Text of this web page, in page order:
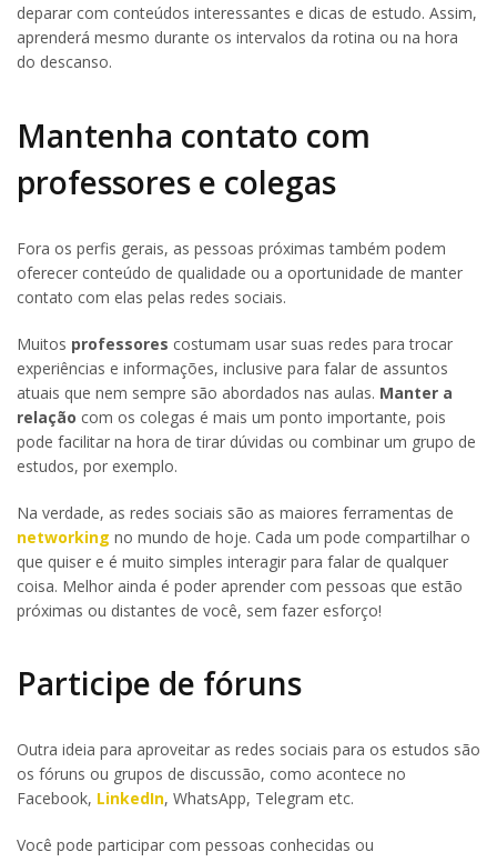
deparar com conteúdos interessantes e dicas de estudo. Assim,
aprenderá mesmo durante os intervalos da rotina ou na hora
do descanso.
Mantenha contato com
professores e colegas
Fora os perfis gerais, as pessoas próximas também podem
oferecer conteúdo de qualidade ou a oportunidade de manter
contato com elas pelas redes sociais.
Muitos professores costumam usar suas redes para trocar
experiências e informações, inclusive para falar de assuntos
atuais que nem sempre são abordados nas aulas. Manter a
relação com os colegas é mais um ponto importante, pois
pode facilitar na hora de tirar dúvidas ou combinar um grupo de
estudos, por exemplo.
Na verdade, as redes sociais são as maiores ferramentas de
networking no mundo de hoje. Cada um pode compartilhar o
que quiser e é muito simples interagir para falar de qualquer
coisa. Melhor ainda é poder aprender com pessoas que estão
próximas ou distantes de você, sem fazer esforço!
Participe de fóruns
Outra ideia para aproveitar as redes sociais para os estudos são
os fóruns ou grupos de discussão, como acontece no
Facebook, LinkedIn, WhatsApp, Telegram etc.
Você pode participar com pessoas conhecidas ou